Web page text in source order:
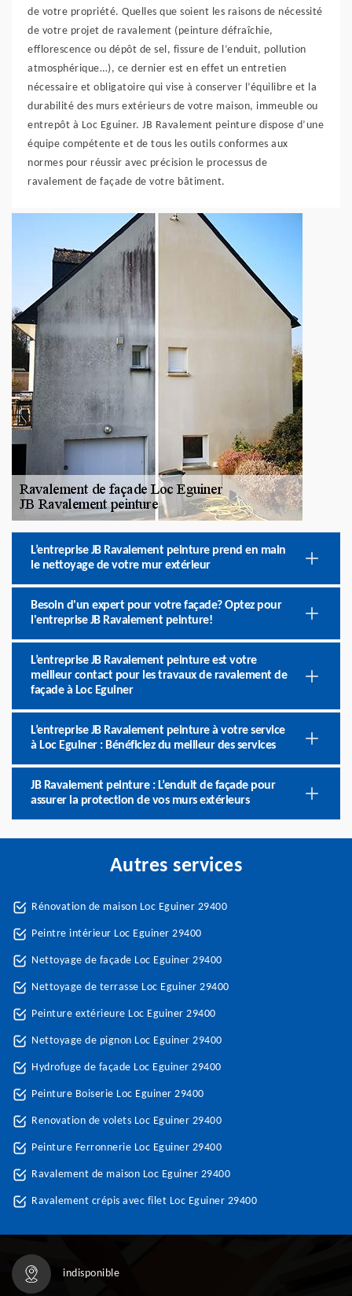
de votre propriété. Quelles que soient les raisons de nécessité
de votre projet de ravalement (peinture défraîchie,
efflorescence ou dépôt de sel, fissure de l’enduit, pollution
atmosphérique…), ce dernier est en effet un entretien
nécessaire et obligatoire qui vise à conserver l’équilibre et la
durabilité des murs extérieurs de votre maison, immeuble ou
entrepôt à Loc Eguiner. JB Ravalement peinture dispose d’une
équipe compétente et de tous les outils conformes aux
normes pour réussir avec précision le processus de
ravalement de façade de votre bâtiment.
L’entreprise JB Ravalement peinture prend en main
le nettoyage de votre mur extérieur
Besoin d'un expert pour votre façade? Optez pour
l'entreprise JB Ravalement peinture!
L’entreprise JB Ravalement peinture est votre
meilleur contact pour les travaux de ravalement de
façade à Loc Eguiner
L’entreprise JB Ravalement peinture à votre service
à Loc Eguiner : Bénéficiez du meilleur des services
JB Ravalement peinture : L’enduit de façade pour
assurer la protection de vos murs extérieurs
Autres services
Rénovation de maison Loc Eguiner 29400
Peintre intérieur Loc Eguiner 29400
Nettoyage de façade Loc Eguiner 29400
Nettoyage de terrasse Loc Eguiner 29400
Peinture extérieure Loc Eguiner 29400
Nettoyage de pignon Loc Eguiner 29400
Hydrofuge de façade Loc Eguiner 29400
Peinture Boiserie Loc Eguiner 29400
Renovation de volets Loc Eguiner 29400
Peinture Ferronnerie Loc Eguiner 29400
Ravalement de maison Loc Eguiner 29400
Ravalement crépis avec filet Loc Eguiner 29400
indisponible